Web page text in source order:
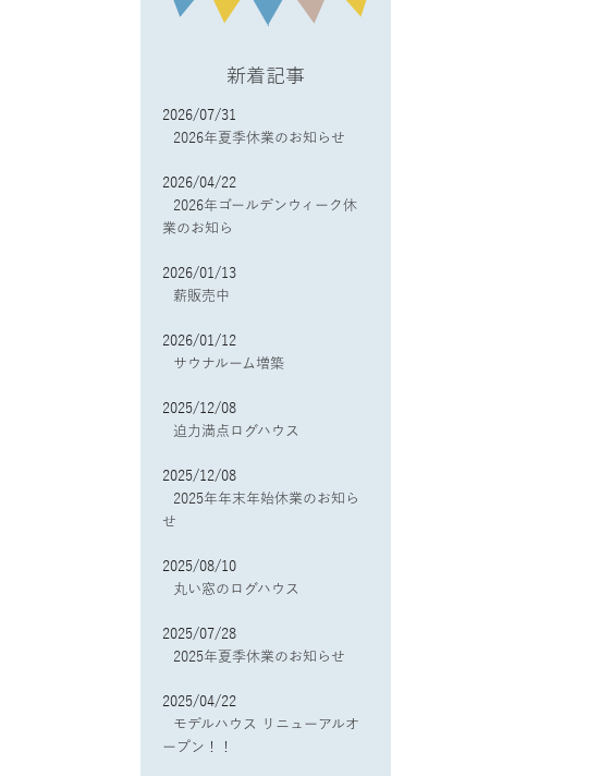
新着記事
2026/07/31
2026年夏季休業のお知らせ
2026/04/22
2026年ゴールデンウィーク休
業のお知ら
2026/01/13
薪販売中
2026/01/12
サウナルーム増築
2025/12/08
迫力満点ログハウス
2025/12/08
2025年年末年始休業のお知ら
せ
2025/08/10
丸い窓のログハウス
2025/07/28
2025年夏季休業のお知らせ
2025/04/22
モデルハウス リニューアルオ
ープン！！